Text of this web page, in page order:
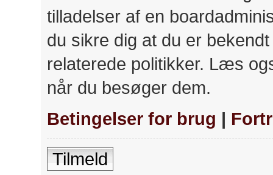
tilladelser af en
du sikre dig at du er
relaterede politikker. Læs
når du besøger dem.
Betingelser for brug |
Tilmeld